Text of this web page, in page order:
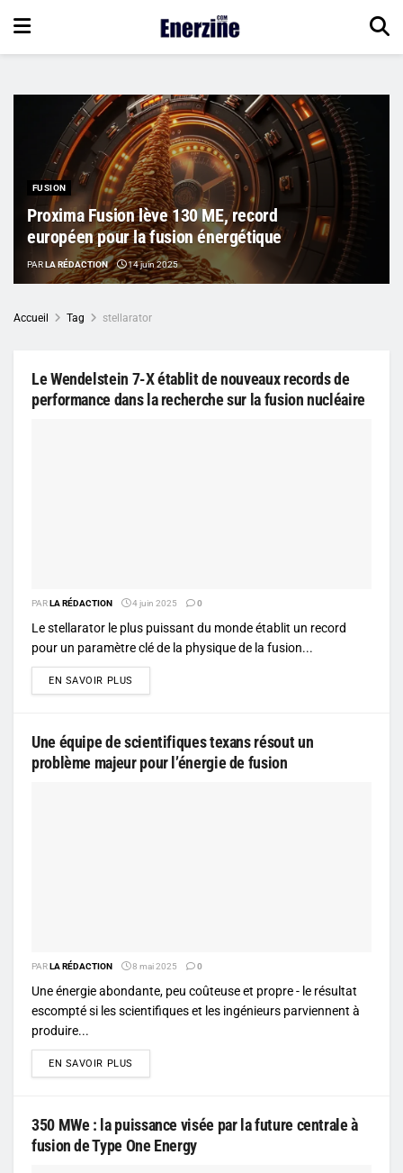
FUSION
Proxima Fusion lève 130 ME, record
européen pour la fusion énergétique
PARLA RÉDACTION 14 juin 2025
Accueil Tag stellarator
Le Wendelstein 7-X établit de nouveaux records de
performance dans la recherche sur la fusion nucléaire
PARLA RÉDACTION 4 juin 2025 0
Le stellarator le plus puissant du monde établit un record
pour un paramètre clé de la physique de la fusion...
EN SAVOIR PLUS
Une équipe de scientifiques texans résout un
problème majeur pour l’énergie de fusion
PARLA RÉDACTION 8 mai 2025 0
Une énergie abondante, peu coûteuse et propre - le résultat
escompté si les scientifiques et les ingénieurs parviennent à
produire...
EN SAVOIR PLUS
350 MWe : la puissance visée par la future centrale à
fusion de Type One Energy